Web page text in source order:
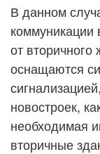
В данном
коммуникации
от
оснащаются
новостроек,
необходимая
вторичные